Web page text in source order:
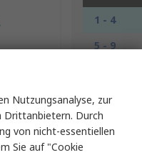
1 - 4
5 - 9
*Richtpreis
Nutzungsanalyse, zur
Drittanbietern. Durch
von nicht-essentiellen
Sie auf "Cookie